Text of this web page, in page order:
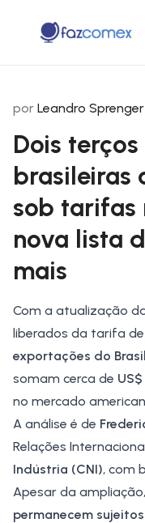
por Leandro Sprenger
Dois
brasileiras
sob tarifas
nova lista
mais
Com a atualização
liberados da tarifa
exportações do
somam cerca de
no mercado
A análise é de
Relações
Indústria (CNI), com
Apesar da
permanecem